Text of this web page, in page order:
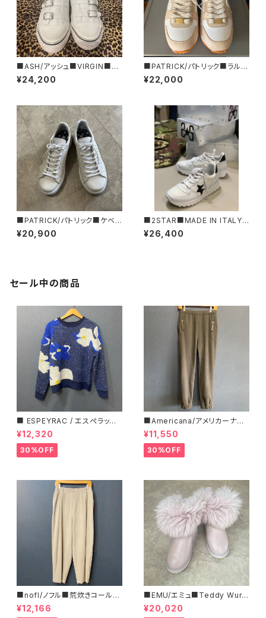
■ASH/アッシュ■VIRGIN■ベ
ルト・ハイカットスニーカー■ホ
ワイト■132212
¥24,200
■PATRICK/パトリック■ラルデ
ィ・アニマル■パイソン柄■LAR
DY-ANM(SK)
¥22,000
■PATRICK/パトリック■ケベッ
ク■ホワイトスニーカー■パイ
ソン柄■505380
¥20,900
■2STAR■MADE IN ITALY
■スニーカー
¥26,400
セール中の商品
■ ESPEYRAC / エスぺラック
■ フラワーモチーフニット■YE
LLOW & NAVY■ 超カワイイ！
¥12,320
30%OFF
■Americana/アメリカーナ■
マイクロフリース・イージーパン
ツ■
¥11,550
30%OFF
■nofl/ノフル■荒炊きコール天
テーパードパンツ■ゆるっとバ
ルーンシルエット
¥12,166
■EMU/エミュ■Teddy Wurr
en■撥水サイドジッパーブーツ
¥20,020